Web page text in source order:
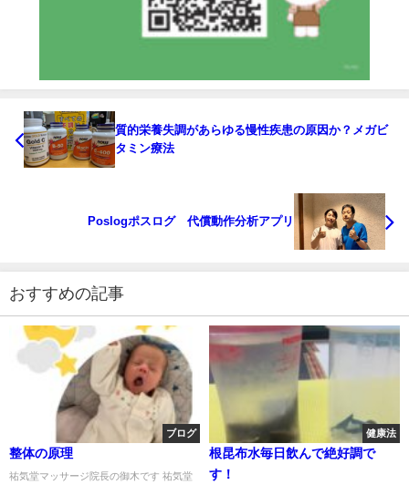
質的栄養失調があらゆる慢性疾患の原因か？メガビ
タミン療法
Poslogポスログ 代償動作分析アプリ
おすすめの記事
ブログ
整体の原理
祐気堂マッサージ院長の御木です 祐気堂
健康法
根昆布水毎日飲んで絶好調で
す！